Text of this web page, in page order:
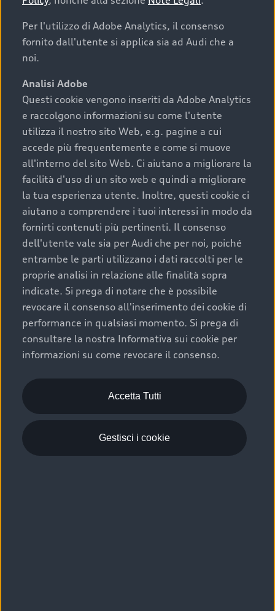
auto
I requisiti fondamentali da considerare prima di
acquistare un’auto usata, oltre al prezzo e all'aspetto,
chilometraggio: un valore contenuto corrisponde a
uno stato migliore del veicolo e a una maggiore
durata nel tempo;
cronologia dei tagliandi: una documentazione
completa della vettura certifica una manutenzione
costante e accurata;
condizioni della carrozzeria e degli interni: una
buona conservazione evidenzia cura e attenzione del
precedente proprietario;
efficienza meccanica: motore, trasmissione e
componenti principali in ottimo stato garantiscono
prestazioni affidabili e sicure.
Acquistare un’auto usata in una Concessionaria ufficiale
Audi che offre l’usato garantito tramite Audi Prima
Scelta :plus, significa affidarsi ad un prodotto che viene
sottoposto a 110 controlli approfonditi e coperto da
garanzia fino a 4 anni per una maggiore tutela del tuo
acquisto.
Per l'utilizzo di Adobe Analytics, il consenso
fornito dall'utente si applica sia ad Audi che a
noi.
Analisi Adobe
Questi cookie vengono inseriti da Adobe Analytics
e raccolgono informazioni su come l'utente
utilizza il nostro sito Web, e.g. pagine a cui
accede più frequentemente e come si muove
all'interno del sito Web. Ci aiutano a migliorare la
facilità d'uso di un sito web e quindi a migliorare
la tua esperienza utente. Inoltre, questi cookie ci
aiutano a comprendere i tuoi interessi in modo da
fornirti contenuti più pertinenti. Il consenso
dell'utente vale sia per Audi che per noi, poiché
entrambe le parti utilizzano i dati raccolti per le
proprie analisi in relazione alle finalità sopra
indicate. Si prega di notare che è possibile
revocare il consenso all'inserimento dei cookie di
performance in qualsiasi momento. Si prega di
consultare la nostra Informativa sui cookie per
informazioni su come revocare il consenso.
Accetta Tutti
Gestisci i cookie